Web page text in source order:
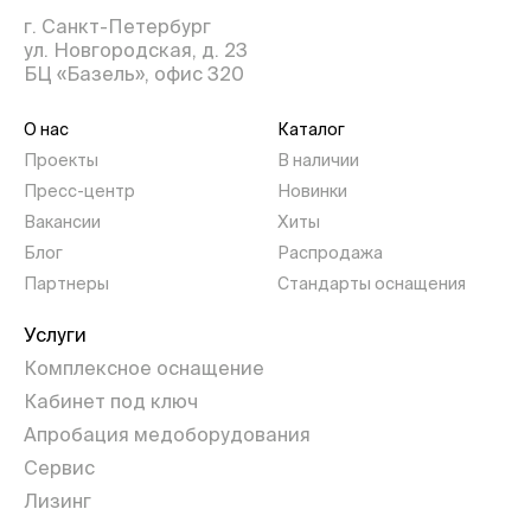
г. Санкт-Петербург
ул. Новгородская, д. 23
БЦ «Базель», офис 320
О нас
Проекты
Пресс-центр
Вакансии
Блог
Партнеры
Каталог
В наличии
Новинки
Хиты
Распродажа
Стандарты оснащения
Услуги
Комплексное оснащение
Кабинет под ключ
Апробация медоборудования
Сервис
Лизинг